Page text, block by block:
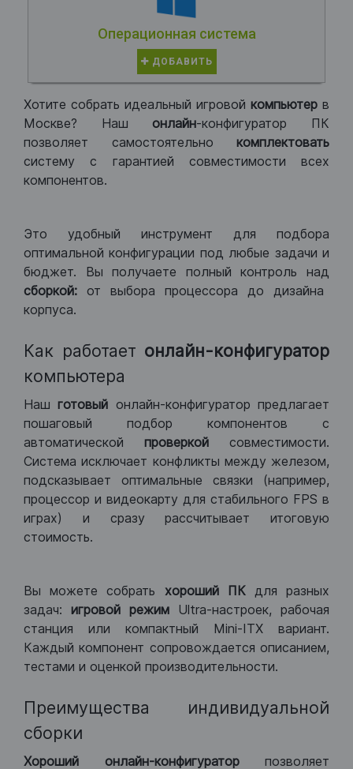
Операционная система
ДОБАВИТЬ
Хотите собрать идеальный игровой компьютер в
Москве? Нашонлайн-конфигуратор ПК
позволяет самостоятельно комплектовать
систему с гарантией совместимости всех
компонентов.
Это удобный инструмент для подбора
оптимальной конфигурации под любые задачи и
бюджет. Вы получаете полный контроль над
сборкой: от выбора процессора до дизайна
корпуса.
Как работает онлайн-конфигуратор
компьютера
Нашготовый онлайн-конфигуратор предлагает
пошаговый подбор компонентов с
автоматической проверкой совместимости.
Система исключает конфликты между железом,
подсказывает оптимальные связки (например,
процессор и видеокарту для стабильного FPS в
играх) и сразу рассчитывает итоговую
стоимость.
Вы можете собрать хороший ПКдля разных
задач: игровой режим Ultra-настроек, рабочая
станция или компактный Mini-ITX вариант.
Каждый компонент сопровождается описанием,
тестами и оценкой производительности.
Преимущества индивидуальной
сборки
Хороший онлайн-конфигураторпозволяет